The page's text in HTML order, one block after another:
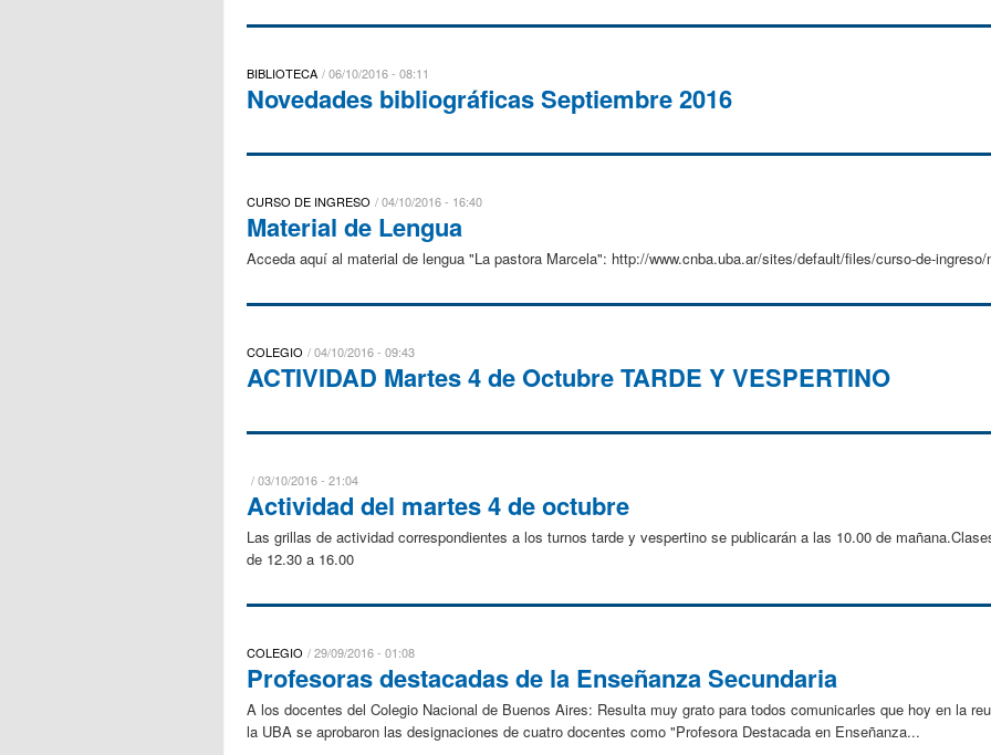
BIBLIOTECA 06/10/2016 - 08:11
Novedades bibliográficas Septiembre 2016
CURSO DE INGRESO 04/10/2016 - 16:40
Material de Lengua
Acceda aquí al material de lengua "La pastora Marcela": http://www.cnba.uba.ar/sites/default/files/curso-de-
COLEGIO 04/10/2016 - 09:43
ACTIVIDAD Martes 4 de Octubre TARDE Y VESPERTINO
03/10/2016 - 21:04
Actividad del martes 4 de octubre
Las grillas de actividad correspondientes a los turnos tarde y vespertino se publicarán a las 10.00 de
de 12.30 a 16.00
COLEGIO 29/09/2016 - 01:08
Profesoras destacadas de la Enseñanza Secundaria
A los docentes del Colegio Nacional de Buenos Aires: Resulta muy grato para todos comunicarles que hoy en la
la UBA se aprobaron las designaciones de cuatro docentes como "Profesora Destacada en Enseñanza...